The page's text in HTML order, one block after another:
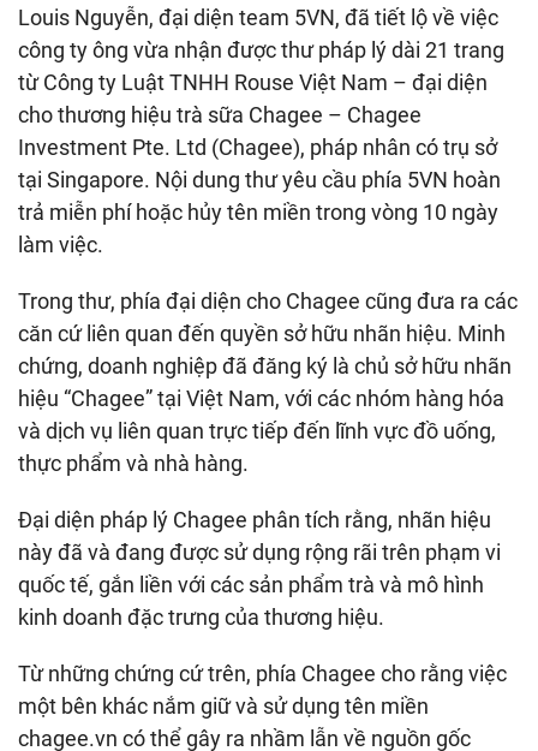
Louis Nguyễn, đại diện team 5VN, đã tiết lộ về việc
công ty ông vừa nhận được thư pháp lý dài 21 trang
từ Công ty Luật TNHH Rouse Việt Nam – đại diện
cho thương hiệu trà sữa Chagee – Chagee
Investment Pte. Ltd (Chagee), pháp nhân có trụ sở
tại Singapore. Nội dung thư yêu cầu phía 5VN hoàn
trả miễn phí hoặc hủy tên miền trong vòng 10 ngày
làm việc.
Trong thư, phía đại diện cho Chagee cũng đưa ra các
căn cứ liên quan đến quyền sở hữu nhãn hiệu. Minh
chứng, doanh nghiệp đã đăng ký là chủ sở hữu nhãn
hiệu “Chagee” tại Việt Nam, với các nhóm hàng hóa
và dịch vụ liên quan trực tiếp đến lĩnh vực đồ uống,
thực phẩm và nhà hàng.
Đại diện pháp lý Chagee phân tích rằng, nhãn hiệu
này đã và đang được sử dụng rộng rãi trên phạm vi
quốc tế, gắn liền với các sản phẩm trà và mô hình
kinh doanh đặc trưng của thương hiệu.
Từ những chứng cứ trên, phía Chagee cho rằng việc
một bên khác nắm giữ và sử dụng tên miền
chagee.vn có thể gây ra nhầm lẫn về nguồn gốc